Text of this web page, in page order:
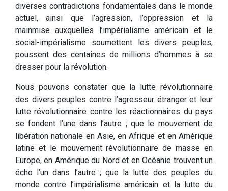
diverses contradictions fondamentales dans le monde
actuel, ainsi que l’agression, l’oppression et la
mainmise auxquelles l’impérialisme américain et le
social-impérialisme soumettent les divers peuples,
poussent des centaines de millions d’hommes à se
dresser pour la révolution.
Nous pouvons constater que la lutte révolutionnaire
des divers peuples contre l’agresseur étranger et leur
lutte révolutionnaire contre les réactionnaires du pays
se fondent l’une dans l’autre ; que le mouvement de
libération nationale en Asie, en Afrique et en Amérique
latine et le mouvement révolutionnaire de masse en
Europe, en Amérique du Nord et en Océanie trouvent un
écho l’un dans l’autre ; que la lutte des peuples du
monde contre l’impérialisme américain et la lutte du